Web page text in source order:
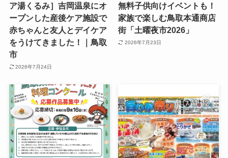
ア湯くるみ］吉岡温泉にオ
ープンした産後ケア施設で
赤ちゃんと友人とデイケア
をうけてきました！｜鳥取
市
2026年7月24日
無料子供向けイベントも！
家族で楽しむ鳥取本通商店
街「土曜夜市2026」
2026年7月23日